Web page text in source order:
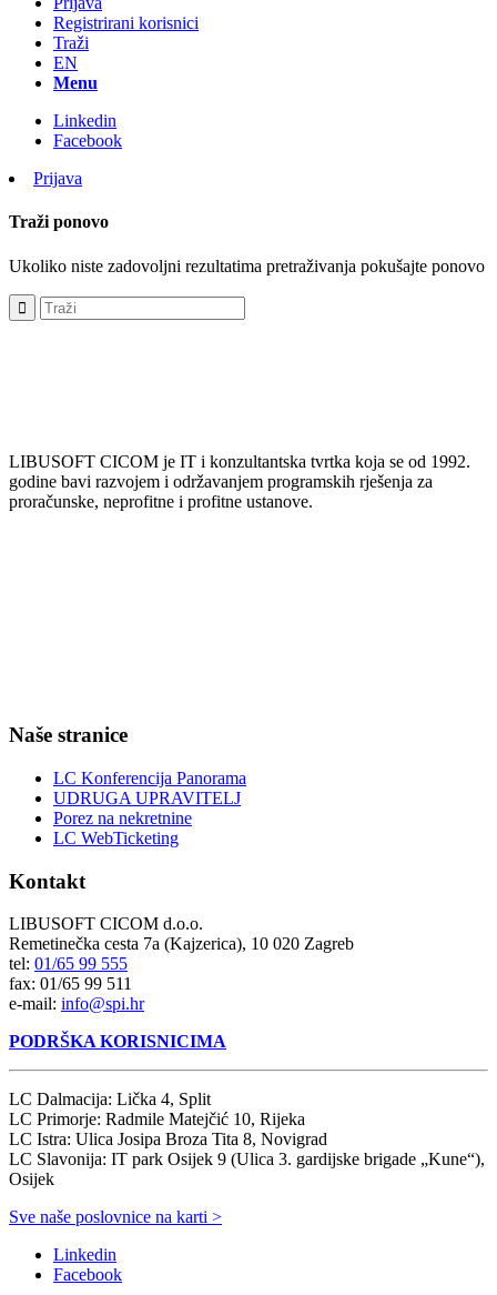
Registrirani korisnici
Traži
EN
Menu
Linkedin
Facebook
Prijava
Traži ponovo
Ukoliko niste zadovoljni rezultatima pretraživanja pokušajte ponovo
LIBUSOFT CICOM je IT i konzultantska tvrtka koja se od 1992.
godine bavi razvojem i održavanjem programskih rješenja za
proračunske, neprofitne i profitne ustanove.
Naše stranice
LC Konferencija Panorama
UDRUGA UPRAVITELJ
Porez na nekretnine
LC WebTicketing
Kontakt
LIBUSOFT CICOM d.o.o.
Remetinečka cesta 7a (Kajzerica), 10 020 Zagreb
tel: 01/65 99 555
fax: 01/65 99 511
e-mail: info@spi.hr
PODRŠKA KORISNICIMA
LC Dalmacija: Lička 4, Split
LC Primorje: Radmile Matejčić 10, Rijeka
LC Istra: Ulica Josipa Broza Tita 8, Novigrad
LC Slavonija: IT park Osijek 9 (Ulica 3. gardijske brigade „Kune“),
Osijek
Sve naše poslovnice na karti >
Linkedin
Facebook